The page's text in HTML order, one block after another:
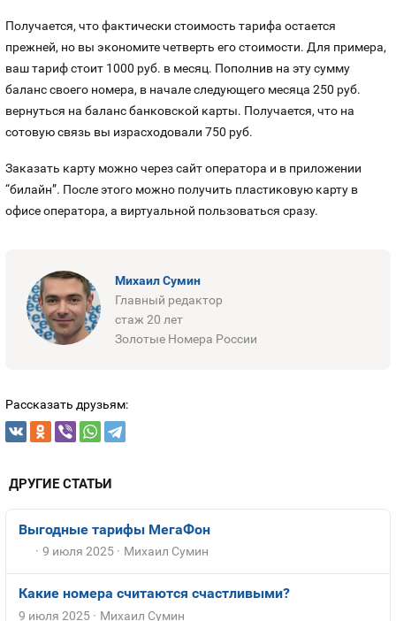
Получается, что фактически стоимость тарифа остается
прежней, но вы экономите четверть его стоимости. Для примера,
ваш тариф стоит 1000 руб. в месяц. Пополнив на эту сумму
баланс своего номера, в начале следующего месяца 250 руб.
вернуться на баланс банковской карты. Получается, что на
сотовую связь вы израсходовали 750 руб.
Заказать карту можно через сайт оператора и в приложении
“билайн”. После этого можно получить пластиковую карту в
офисе оператора, а виртуальной пользоваться сразу.
Михаил Сумин
Главный редактор
стаж 20 лет
Золотые Номера России
Рассказать друзьям:
ДРУГИЕ СТАТЬИ
Выгодные тарифы МегаФон
9 июля 2025 Михаил Сумин
Какие номера считаются счастливыми?
9 июля 2025 Михаил Сумин